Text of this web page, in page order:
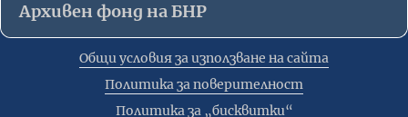
Архивен фонд на БНР
Общи условия за използване на сайта
Политика за поверителност
Политика за „бисквитки“